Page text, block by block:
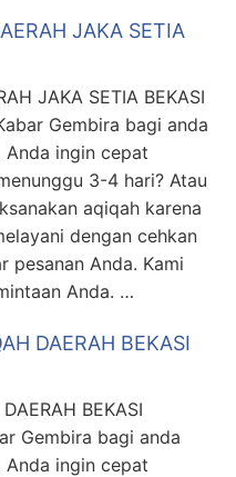
JAKA SETIA
JAKA SETIA BEKASI
Gembira bagi anda
Anda ingin cepat
3-4 hari? Atau
aqiqah karena
dengan cehkan
pesanan Anda. Kami
Anda. …
DAERAH BEKASI
BEKASI
Gembira bagi anda
Anda ingin cepat